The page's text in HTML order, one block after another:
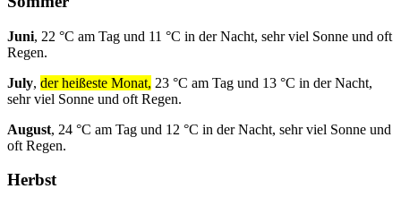
Juni, 22 °C am Tag und 11 °C in der Nacht, sehr viel Sonne und oft
Regen.
July, der heißeste Monat, 23 °C am Tag und 13 °C in der Nacht,
sehr viel Sonne und oft Regen.
August, 24 °C am Tag und 12 °C in der Nacht, sehr viel Sonne und
oft Regen.
Herbst